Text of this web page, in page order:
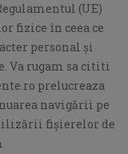
(UE)
fizice în ceea ce
personal și
Va rugam sa cititi
prelucreaza
navigării pe
fişierelor de